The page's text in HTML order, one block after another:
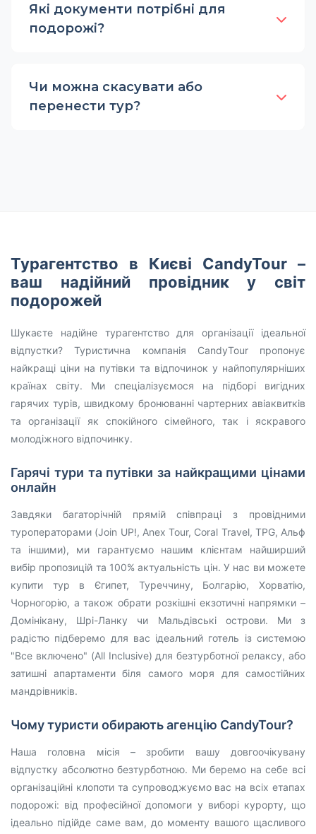
Які документи потрібні для
подорожі?
Чи можна скасувати або
перенести тур?
Турагентство в Києві CandyTour –
ваш надійний провідник у світ
подорожей
Шукаєте надійне турагентство для організації ідеальної
відпустки? Туристична компанія CandyTour пропонує
найкращі ціни на путівки та відпочинок у найпопулярніших
країнах світу. Ми спеціалізуємося на підборі вигідних
гарячих турів, швидкому бронюванні чартерних авіаквитків
та організації як спокійного сімейного, так і яскравого
молодіжного відпочинку.
Гарячі тури та путівки за найкращими цінами
онлайн
Завдяки багаторічній прямій співпраці з провідними
туроператорами (Join UP!, Anex Tour, Coral Travel, TPG, Альф
та іншими), ми гарантуємо нашим клієнтам найширший
вибір пропозицій та 100% актуальність цін. У нас ви можете
купити тур в Єгипет, Туреччину, Болгарію, Хорватію,
Чорногорію, а також обрати розкішні екзотичні напрямки –
Домінікану, Шрі-Ланку чи Мальдівські острови. Ми з
радістю підберемо для вас ідеальний готель із системою
"Все включено" (All Inclusive) для безтурботної релаксу, або
затишні апартаменти біля самого моря для самостійних
мандрівників.
Чому туристи обирають агенцію CandyTour?
Наша головна місія – зробити вашу довгоочікувану
відпустку абсолютно безтурботною. Ми беремо на себе всі
організаційні клопоти та супроводжуємо вас на всіх етапах
подорожі: від професійної допомоги у виборі курорту, що
ідеально підійде саме вам, до моменту вашого щасливого